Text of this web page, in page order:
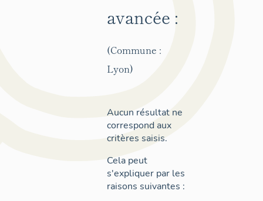
avancée :
(Commune :
Lyon)
Aucun résultat ne
correspond aux
critères saisis.
Cela peut
s'expliquer par les
raisons suivantes :